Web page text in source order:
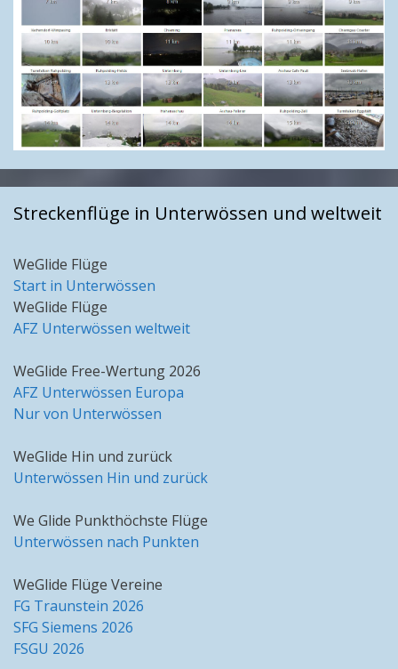
Streckenflüge in Unterwössen und weltweit
WeGlide Flüge
Start in Unterwössen
WeGlide Flüge
AFZ Unterwössen weltweit
WeGlide Free-Wertung 2026
AFZ Unterwössen Europa
Nur von Unterwössen
WeGlide Hin und zurück
Unterwössen Hin und zurück
We Glide Punkthöchste Flüge
Unterwössen nach Punkten
WeGlide Flüge Vereine
FG Traunstein 2026
SFG Siemens 2026
FSGU 2026